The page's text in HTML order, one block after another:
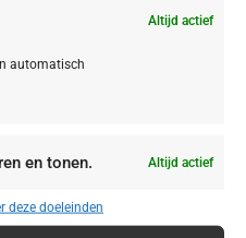
Altijd actief
automatisch
en tonen. Altijd actief
deze doeleinden
Hotel Brussel